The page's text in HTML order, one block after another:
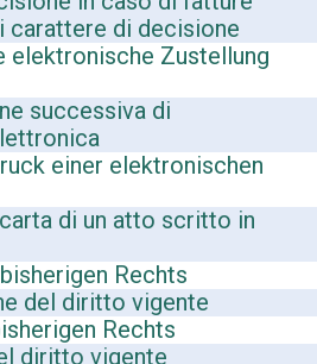
carattere di decisione
elektronische Zustellung
successiva di
einer elektronischen
di un atto scritto in
Rechts
del diritto vigente
Rechts
diritto vigente